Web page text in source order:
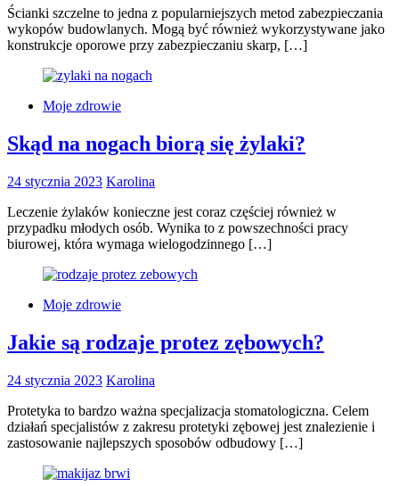
Ścianki szczelne to jedna z popularniejszych metod zabezpieczania
wykopów budowlanych. Mogą być również wykorzystywane jako
konstrukcje oporowe przy zabezpieczaniu skarp, […]
Moje zdrowie
Skąd na nogach biorą się żylaki?
24 stycznia 2023 Karolina
Leczenie żylaków konieczne jest coraz częściej również w
przypadku młodych osób. Wynika to z powszechności pracy
biurowej, która wymaga wielogodzinnego […]
Moje zdrowie
Jakie są rodzaje protez zębowych?
24 stycznia 2023 Karolina
Protetyka to bardzo ważna specjalizacja stomatologiczna. Celem
działań specjalistów z zakresu protetyki zębowej jest znalezienie i
zastosowanie najlepszych sposobów odbudowy […]